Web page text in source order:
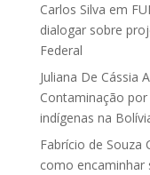
Carlos Silva em
dialogar sobre
Federal
Juliana De Cássia
Contaminação
indígenas na
Fabrício de Souza
como encaminhar